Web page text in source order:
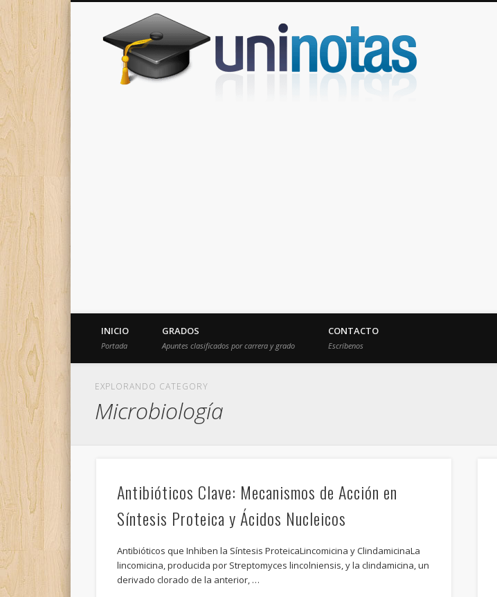
Donde encontrarás todas los apuntes de tu carrera
INICIO
Portada
GRADOS
Apuntes clasificados por carrera y grado
CONTACTO
Escríbenos
EXPLORANDO CATEGORY
Microbiología
Antibióticos Clave: Mecanismos de Acción en
Síntesis Proteica y Ácidos Nucleicos
Antibióticos que Inhiben la Síntesis ProteicaLincomicina y ClindamicinaLa
lincomicina, producida por Streptomyces lincolniensis, y la clindamicina, un
derivado clorado de la anterior, …